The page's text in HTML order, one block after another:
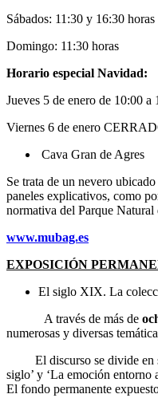
Sábados: 11:30 y 16:30
Domingo: 11:30 horas
Horario especial Navidad:
Jueves 5 de enero de 10:00 a
Viernes 6 de enero
Cava Gran de Agres
Se trata de un nevero ubicado
paneles explicativos, como
normativa del Parque Natural
www.mubag.es
EXPOSICIÓN
El siglo XIX. La
A través de más de
numerosas y diversas
El discurso se divide en
siglo’ y ‘La emoción
El fondo permanente